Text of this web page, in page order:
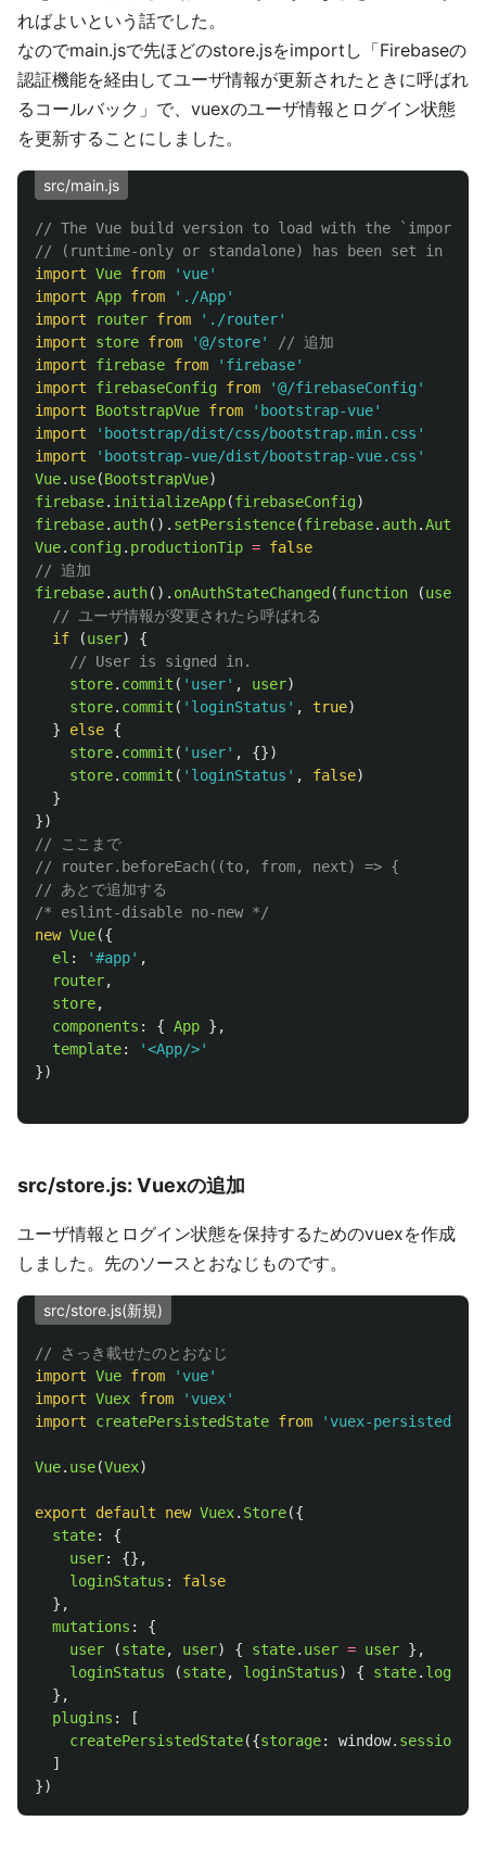
ればよいという話でした。
なのでmain.jsで先ほどのstore.jsをimportし「Firebaseの
認証機能を経由してユーザ情報が更新されたときに呼ばれ
るコールバック」で、vuexのユーザ情報とログイン状態
を更新することにしました。
src/main.js
// The Vue build version to load with the `import`
// (runtime-only or standalone) has been set in
import Vue from ' vue'
import App from ' ./App'
import
router from ' ./router'
import
store from '@/store'
// 追加
import
firebase from ' firebase'
import
firebaseConfig from '@/firebaseConfig '
import
BootstrapVue from ' bootstrap-vue'
import
' bootstrap/dist/css/bootstrap.min.css '
import
' bootstrap-vue/dist/bootstrap-vue.css '
Vue. use(BootstrapVue)
firebase. initializeApp(firebaseConfig)
firebase. auth(). setPersistence(firebase. auth.Auth
Vue. config. productionTip = false
// 追加
firebase. auth(). onAuthStateChanged (function (user
// ユーザ情報が変更されたら呼ばれる
if
(user)
{
// User is signed in.
store. commit ( ' user' , user)
store. commit ( ' loginStatus ' , true)
}
else {
store. commit ( ' user' ,
{})
store. commit ( ' loginStatus ' , false)
}
})
// ここまで
// router.beforeEach((to, from, next) => {
// あとで追加する
/* eslint-disable no-new */
new Vue({
el : '#app' ,
router,
store,
components : { App },
template: '<App/>'
})
src/store.js: Vuexの追加
ユーザ情報とログイン状態を保持するためのvuexを作成
しました。先のソースとおなじものです。
src/store.js(新規)
// さっき載せたのとおなじ
import Vue from ' vue'
import Vuex from ' vuex'
import
createPersistedState from ' vuex-
Vue. use(Vuex)
export default new Vuex. Store({
state:
{
user:
{},
loginStatus :
false
},
mutations :
{
user
(state, user) { state. user = user },
loginStatus
(state, loginStatus) { state.
},
plugins :
[
createPersistedState({storage: window.
]
})